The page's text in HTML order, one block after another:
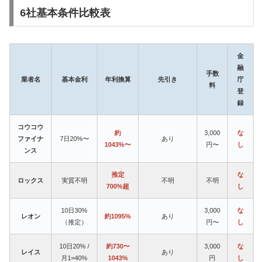
6社基本条件比較表
業者名 基本金利 年利換算 先引き
手数
料
金
融
庁
登
録
コウコウ
ファイナ
ンス
7日20%〜
約
1043%〜
あり
3,000
円〜
な
し
ロックス 実質不明
推定
700%超
不明 不明
な
し
レオン
10日30%
（推定）
約1095% あり
3,000
円〜
な
し
レイス
10日20% /
月1=40%
約730〜
1043%
あり
3,000
円
な
し